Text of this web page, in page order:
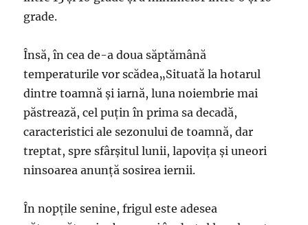
grade.
Însă, în cea de-a doua săptămână
temperaturile vor scădea„Situată la hotarul
dintre toamnă şi iarnă, luna noiembrie mai
păstrează, cel puţin în prima sa decadă,
caracteristici ale sezonului de toamnă, dar
treptat, spre sfârşitul lunii, lapoviţa şi uneori
ninsoarea anunţă sosirea iernii.
În nopţile senine, frigul este adesea